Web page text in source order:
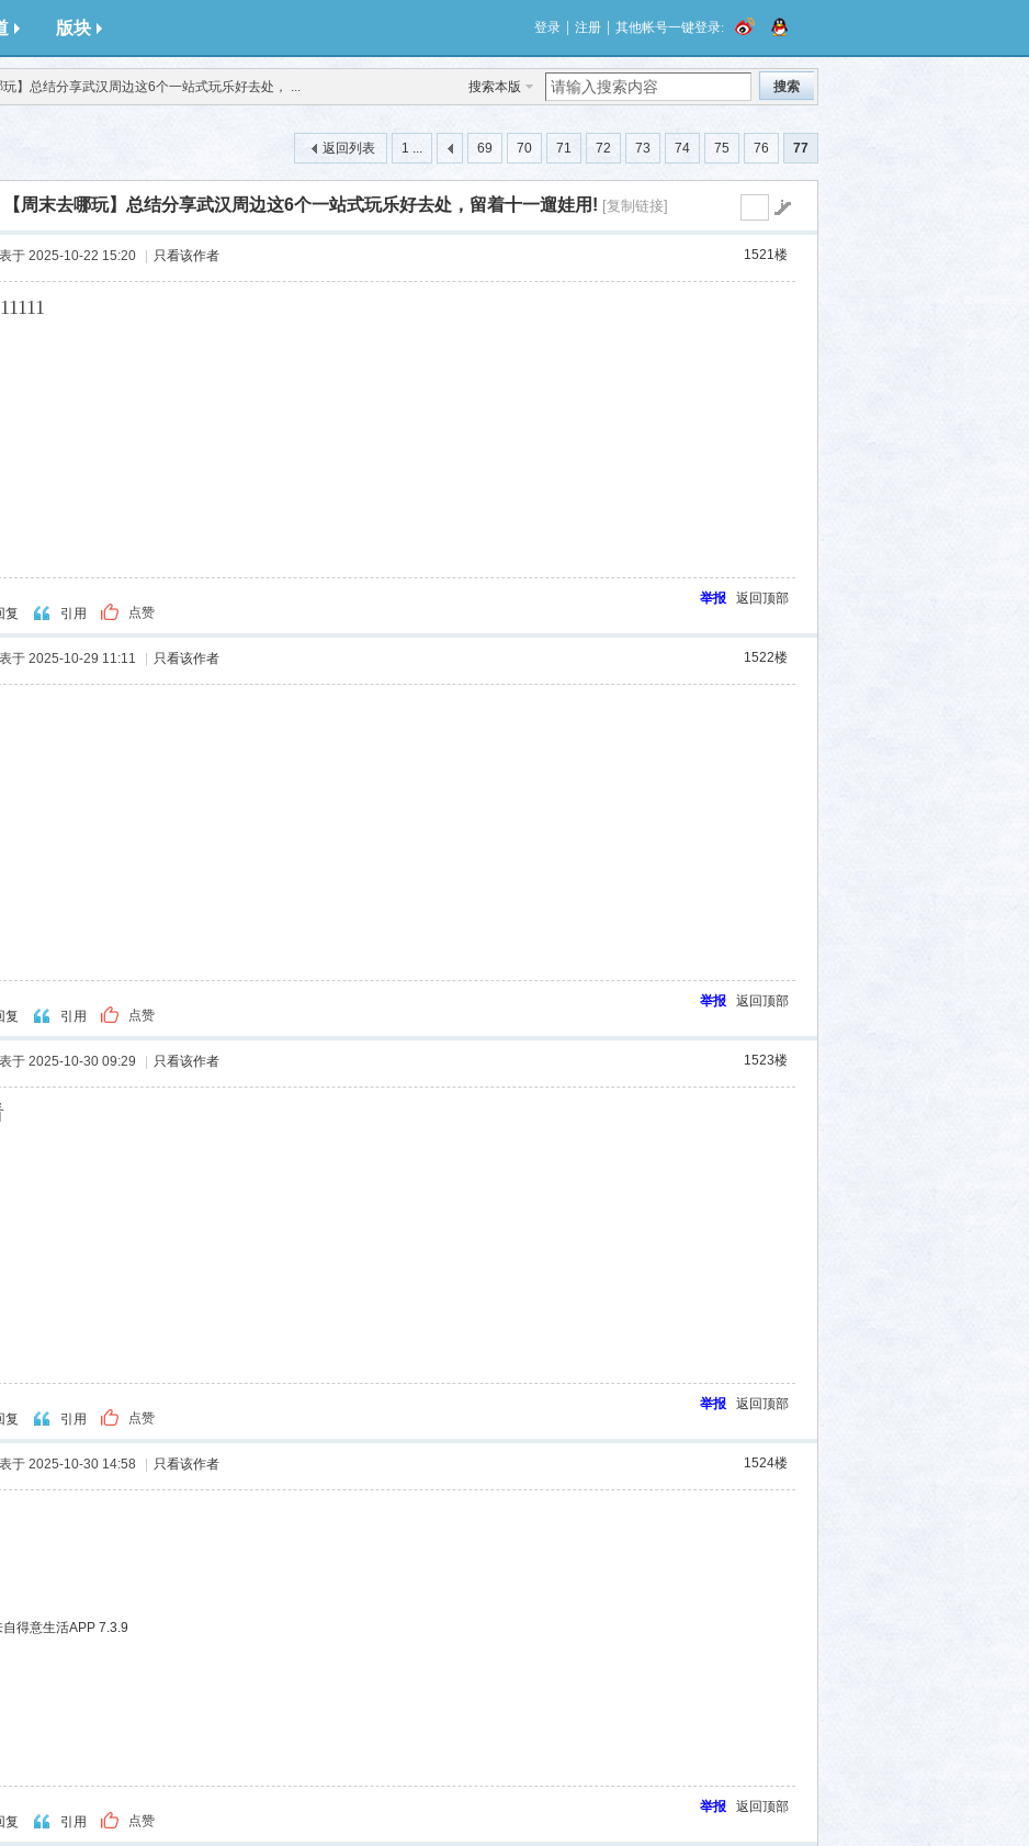
版块 登录 注册 其他帐号一键登录:
搜索本版 搜索
玩】总结分享武汉周边这6个一站式玩乐好去处， ...
1 ... 69 70 71 72 73 74 75 76 77
返回列表
【周末去哪玩】总结分享武汉周边这6个一站式玩乐好去处，留着十一遛娃用! [复制链接]
1521楼
于 2025-10-22 15:20 只看该作者
复 引用 点赞
举报 返回顶部
1522楼
于 2025-10-29 11:11 只看该作者
复 引用 点赞
举报 返回顶部
1523楼
于 2025-10-30 09:29 只看该作者
复 引用 点赞
举报 返回顶部
1524楼
于 2025-10-30 14:58 只看该作者
自得意生活APP 7.3.9
复 引用 点赞
举报 返回顶部